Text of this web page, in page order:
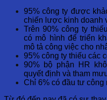
95% công ty được
chiến lược kinh doanh
Trên 90% công ty
có mô hình để triển
mô tả công việc cho
95% công ty thiếu các
90% bộ phận HR
quyết định và tham
Chỉ 6% có đầu tư công